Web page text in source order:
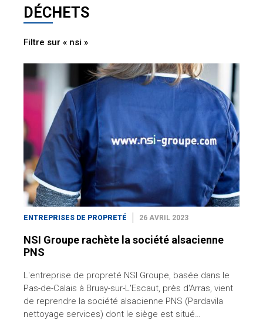
DÉCHETS
Filtre sur « nsi »
ENTREPRISES DE PROPRETÉ 26 AVRIL 2023
NSI Groupe rachète la société alsacienne
PNS
L'entreprise de propreté NSI Groupe, basée dans le
Pas-de-Calais à Bruay-sur-L'Escaut, près d'Arras, vient
de reprendre la société alsacienne PNS (Pardavila
nettoyage services) dont le siège est situé…